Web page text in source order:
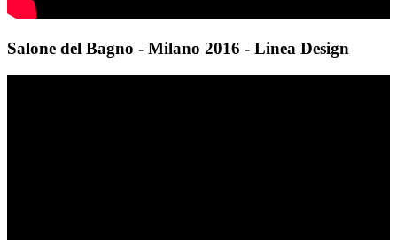
Salone del Bagno - Milano 2016 - Linea Design